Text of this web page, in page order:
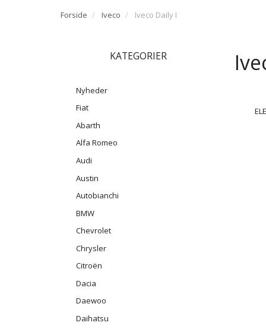
Forside Iveco Iveco Daily I
KATEGORIER
Nyheder
Fiat
Abarth
Alfa Romeo
Audi
Austin
Autobianchi
BMW
Chevrolet
Chrysler
Citroën
Dacia
Daewoo
Daihatsu